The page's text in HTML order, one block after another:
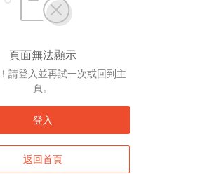
頁面無法顯示
請登入並再試一次或回到主
頁。
登入
返回首頁